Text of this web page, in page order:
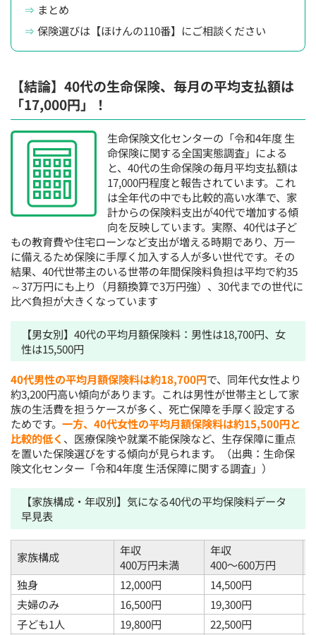
まとめ
保険選びは【ほけんの110番】にご相談ください
【結論】40代の生命保険、毎月の平均支払額は
「17,000円」！
生命保険文化センターの「令和4年度 生
命保険に関する全国実態調査」による
と、40代の生命保険の毎月平均支払額は
17,000円程度と報告されています。これ
は全年代の中でも比較的高い水準で、家
計からの保険料支出が40代で増加する傾
向を反映しています。実際、40代は子ど
もの教育費や住宅ローンなど支出が増える時期であり、万一
に備えるため保険に手厚く加入する人が多い世代です。その
結果、40代世帯主のいる世帯の年間保険料負担は平均で約35
～37万円にも上り（月額換算で3万円強）、30代までの世代に
比べ負担が大きくなっています
【男女別】40代の平均月額保険料：男性は18,700円、女
性は15,500円
40代男性の平均月額保険料は約18,700円で、同年代女性より
約3,200円高い傾向があります。これは男性が世帯主として家
族の生活費を担うケースが多く、死亡保障を手厚く設定する
ためです。一方、40代女性の平均月額保険料は約15,500円と
比較的低く、医療保険や就業不能保険など、生存保障に重点
を置いた保険選びをする傾向が見られます。（出典：生命保
険文化センター「令和4年度 生活保障に関する調査」）
【家族構成・年収別】気になる40代の平均保険料データ
早見表
家族構成
年収
400万円未満
年収
400〜600万円
独身
12,000円 14,500円
夫婦のみ
16,500円 19,300円
子ども1人
19,800円 22,500円